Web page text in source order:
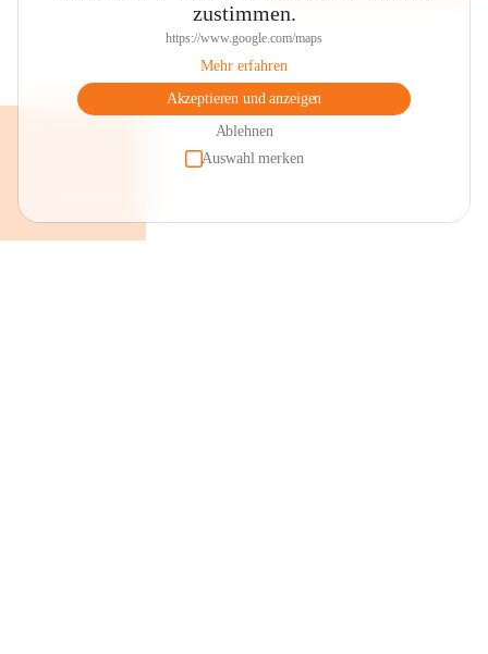
zustimmen.
https://www.google.com/maps
Mehr erfahren
Akzeptieren und anzeigen
Ablehnen
Auswahl merken